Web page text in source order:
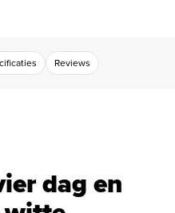
Reviews
dag en